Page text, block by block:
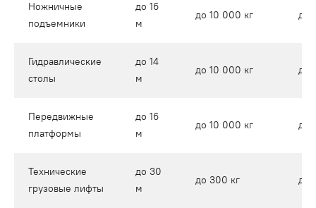
Ножничные
подъемники
до 16
м
до 10 000 кг до
Гидравлические
столы
до 14
м
до 10 000 кг до
Передвижные
платформы
до 16
м
до 10 000 кг до
Технические
грузовые лифты
до 30
м
до 300 кг до